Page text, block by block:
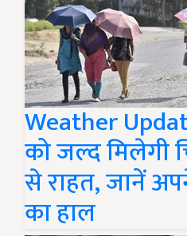
Weather
को जल्द मिलेगी
से राहत, जानें
का हाल